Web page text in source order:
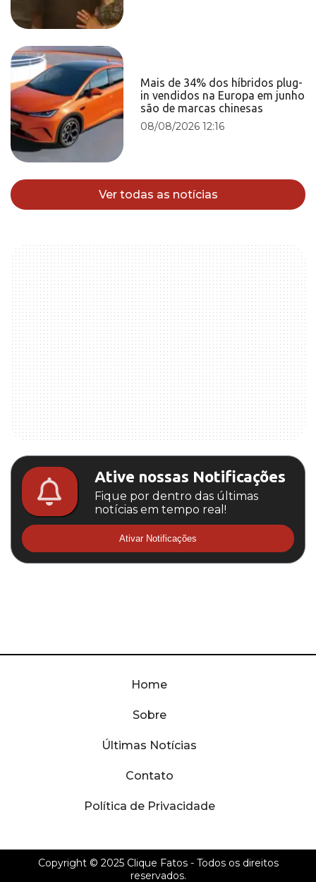
Mais de 34% dos híbridos plug-
in vendidos na Europa em junho
são de marcas chinesas
08/08/2026 12:16
Ver todas as notícias
Ative nossas Notificações
Fique por dentro das últimas
notícias em tempo real!
Ativar Notificações
Home
Sobre
Últimas Notícias
Contato
Política de Privacidade
Copyright © 2025 Clique Fatos- Todos os direitos
reservados.